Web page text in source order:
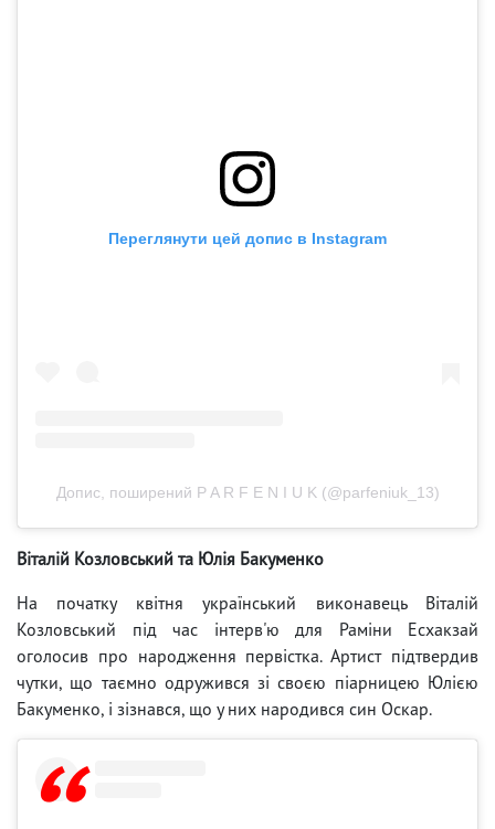
Переглянути цей допис в Instagram
Допис, поширений P A R F E N I U K (@parfeniuk_13)
Віталій Козловський та Юлія Бакуменко
На початку квітня
український виконавець Віталій
Козловський під час інтерв'ю для Раміни Есхакзай
оголосив про народження первістка. Артист підтвердив
чутки, що таємно одружився зі своєю піарницею Юлією
Бакуменко, і зізнався, що у них народився син Оскар.